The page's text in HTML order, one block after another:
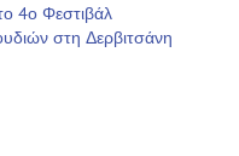
4ο Φεστιβάλ
στη Δερβιτσάνη